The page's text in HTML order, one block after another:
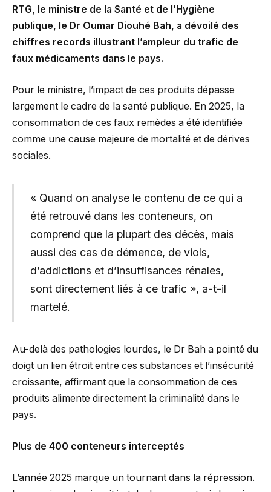
RTG, le ministre de la Santé et de l’Hygiène
publique, le Dr Oumar Diouhé Bah, a dévoilé des
chiffres records illustrant l’ampleur du trafic de
faux médicaments dans le pays.
Pour le ministre, l’impact de ces produits dépasse
largement le cadre de la santé publique. En 2025, la
consommation de ces faux remèdes a été identifiée
comme une cause majeure de mortalité et de dérives
sociales.
« Quand on analyse le contenu de ce qui a
été retrouvé dans les conteneurs, on
comprend que la plupart des décès, mais
aussi des cas de démence, de viols,
d’addictions et d’insuffisances rénales,
sont directement liés à ce trafic », a-t-il
martelé.
Au-delà des pathologies lourdes, le Dr Bah a pointé du
doigt un lien étroit entre ces substances et l’insécurité
croissante, affirmant que la consommation de ces
produits alimente directement la criminalité dans le
pays.
Plus de 400 conteneurs interceptés
L’année 2025 marque un tournant dans la répression.